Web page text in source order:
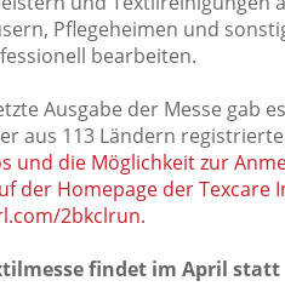
Pflegeheimen und
bearbeiten.
Ausgabe der Messe gab
aus 113 Ländern
und die Möglichkeit zur
der Homepage der Texcare
2bkclrun.
findet im April statt